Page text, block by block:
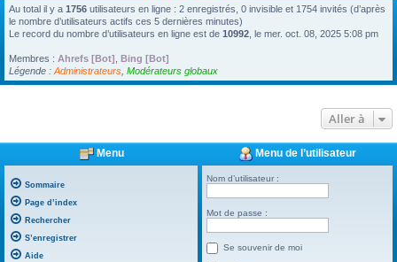
Au total il y a 1756 utilisateurs en ligne : 2 enregistrés, 0 invisible et 1754 invités (d’après
le nombre d’utilisateurs actifs ces 5 dernières minutes)
Le record du nombre d’utilisateurs en ligne est de 10992 , le mer. oct. 08, 2025 5:08 pm
Membres : Ahrefs [Bot] Bing [Bot]
Légende : Administrateurs Modérateurs globaux
Aller à
Menu
Sommaire
Page d’index
Rechercher
S’enregistrer
Aide
Menu de l’utilisateur
Nom d’utilisateur :
Mot de passe :
Se souvenir de moi